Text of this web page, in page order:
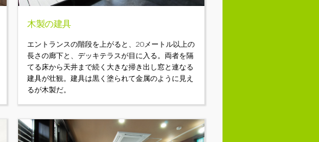
木製の建具
エントランスの階段を上がると、20メートル以上の
長さの廊下と、デッキテラスが目に入る。両者を隔
てる床から天井まで続く大きな掃き出し窓と連なる
建具が壮観。建具は黒く塗られて金属のように見え
るが木製だ。